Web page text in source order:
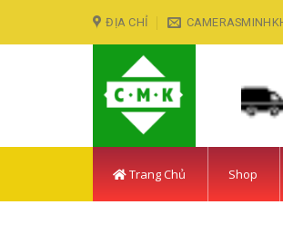
ĐỊA CHỈ
Trang Chủ Shop
DỊCH VỤ
LẮP